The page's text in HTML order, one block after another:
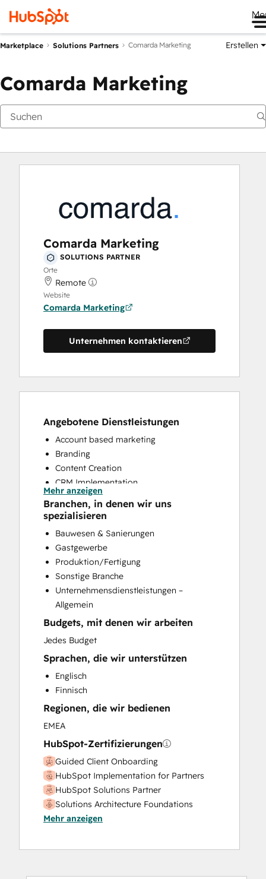
Marketplace Solutions Partners Comarda Marketing Erstellen
Comarda Marketing
Comarda Marketing
SOLUTIONS PARTNER
Orte
Remote
Website
Comarda Marketing
Unternehmen kontaktieren
Angebotene Dienstleistungen
Account based marketing
Branding
Content Creation
CRM Implementation
Customer Marketing
Email Marketing
Paid Advertising
Programmable Automation
Sales and Marketing Alignment
Sales Enablement
Website Design
Mehr anzeigen
Branchen, in denen wir uns
spezialisieren
Bauwesen & Sanierungen
Gastgewerbe
Produktion/Fertigung
Sonstige Branche
Unternehmensdienstleistungen –
Allgemein
Budgets, mit denen wir arbeiten
Jedes Budget
Sprachen, die wir unterstützen
Englisch
Finnisch
Regionen, die wir bedienen
EMEA
HubSpot-Zertifizierungen
Guided Client Onboarding
HubSpot Implementation for Partners
HubSpot Solutions Partner
Solutions Architecture Foundations
Mehr anzeigen